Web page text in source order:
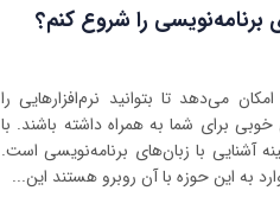
برنامه‌نویسی را شروع کنم؟
می‌دهد تا بتوانید نرم‌افزارهایی را
خوبی برای شما به همراه داشته باشند. با
آشنایی با زبان‌های برنامه‌نویسی است.
به این حوزه با آن روبرو هستند این...